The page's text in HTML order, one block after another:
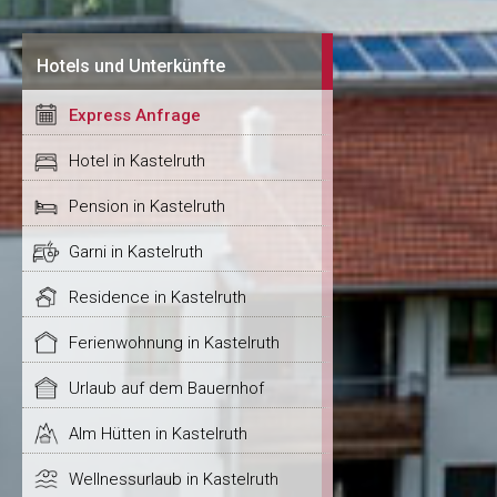
Hotels und Unterkünfte
Express Anfrage
Hotel in Kastelruth
Pension in Kastelruth
Garni in Kastelruth
Residence in Kastelruth
Ferienwohnung in Kastelruth
Urlaub auf dem Bauernhof
Alm Hütten in Kastelruth
Wellnessurlaub in Kastelruth